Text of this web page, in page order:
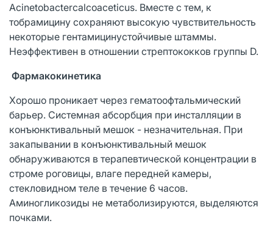
Acinetobactercalcoaceticus. Вместе с тем, к
тобрамицину сохраняют высокую чувствительность
некоторые гентамицинустойчивые штаммы.
Неэффективен в отношении стрептококков группы D.
Фармакокинетика
Хорошо проникает через гематоофтальмический
барьер. Системная абсорбция при инсталляции в
конъюнктивальный мешок - незначительная. При
закапывании в конъюнктивальный мешок
обнаруживаются в терапевтической концентрации в
строме роговицы, влаге передней камеры,
стекловидном теле в течение 6 часов.
Аминогликозиды не метаболизируются, выделяются
почками.